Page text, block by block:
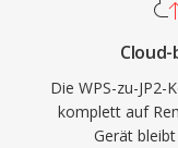
Die WPS-zu-
komplett auf
Gerät